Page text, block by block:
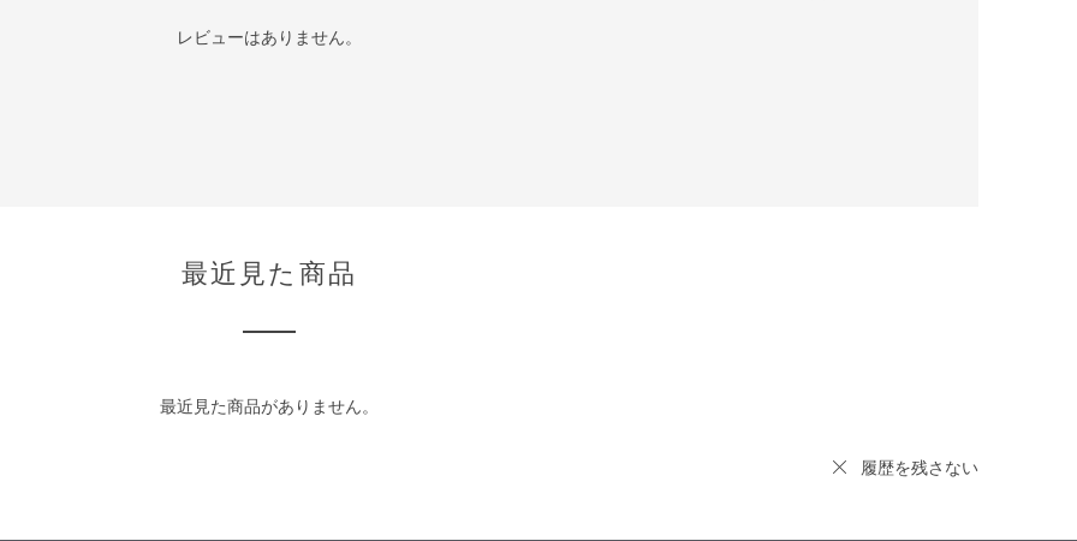
レビューはありません。
最近見た商品
最近見た商品がありません。
履歴を残さない